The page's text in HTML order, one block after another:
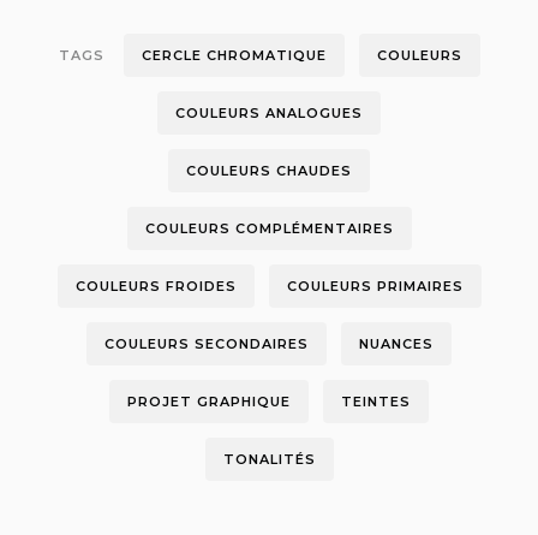
TAGS CERCLE CHROMATIQUE COULEURS
COULEURS ANALOGUES
COULEURS CHAUDES
COULEURS COMPLÉMENTAIRES
COULEURS FROIDES COULEURS PRIMAIRES
COULEURS SECONDAIRES NUANCES
PROJET GRAPHIQUE TEINTES
TONALITÉS